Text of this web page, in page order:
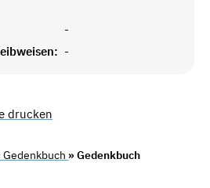
-
-
drucken
Gedenkbuch » Gedenkbuch